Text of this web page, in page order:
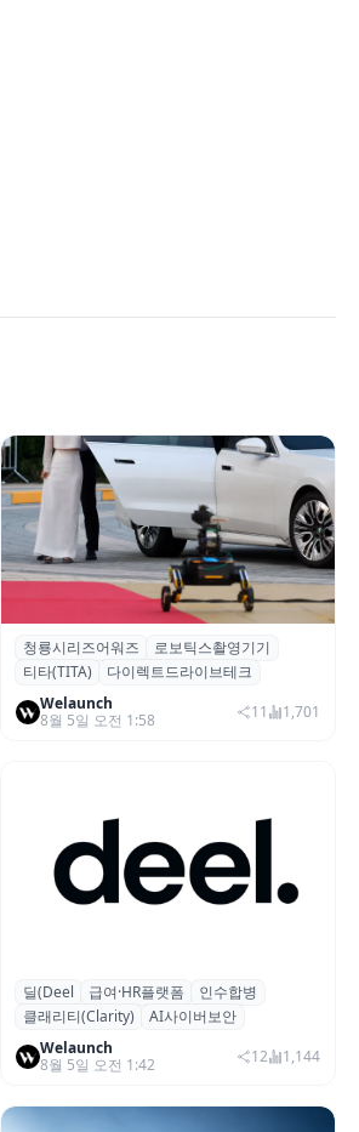
청룡시리즈어워즈 레드카펫에 등장한 바
퀴형 이족 보행 로봇 ‘티타(TITA)’
청룡시리즈어워즈
로보틱스촬영기기
티타(TITA)
다이렉트드라이브테크
Welaunch
8월 5일 오전 1:58
11 1,701
글로벌 HR 플랫폼 딜(Deel), ARR 15억
달러 돌파…AI 보안 역량 강화
딜(Deel 급여·HR플랫폼
인수합병
클래리티(Clarity)
AI사이버보안
Welaunch
8월 5일 오전 1:42
12 1,144